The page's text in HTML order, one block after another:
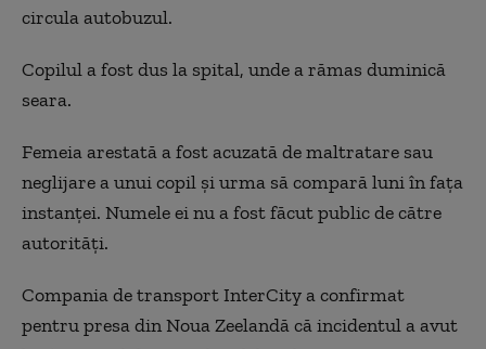
circula autobuzul.
Copilul a fost dus la spital, unde a rămas duminică
seara.
Femeia arestată a fost acuzată de maltratare sau
neglijare a unui copil şi urma să compară luni în faţa
instanţei. Numele ei nu a fost făcut public de către
autorităţi.
Compania de transport InterCity a confirmat
pentru presa din Noua Zeelandă că incidentul a avut